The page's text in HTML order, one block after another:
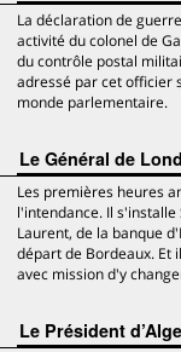
La déclaration de
activité du colonel de
du contrôle postal
adressé par cet officier
monde parlementaire.
Le Général de
Les premières heures
l'intendance. Il s'installe
Laurent, de la banque
départ de Bordeaux. Et
avec mission d'y
Le Président